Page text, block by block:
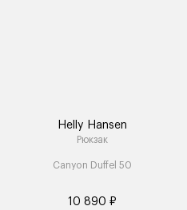
Helly Hansen
Рюкзак
Canyon Duffel 50
10 890 ₽